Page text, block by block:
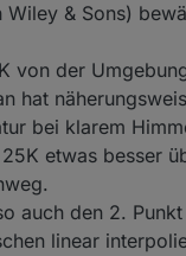
& Sons)
von der
hat
bei klarem
etwas besser
auch den 2.
linear